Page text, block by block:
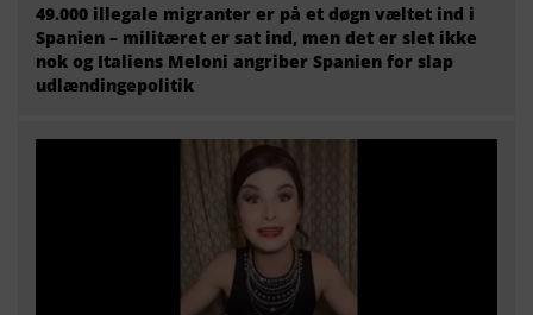
49.000 illegale migranter er på et døgn væltet ind i
Spanien – militæret er sat ind, men det er slet ikke
nok og Italiens Meloni angriber Spanien for slap
udlændingepolitik